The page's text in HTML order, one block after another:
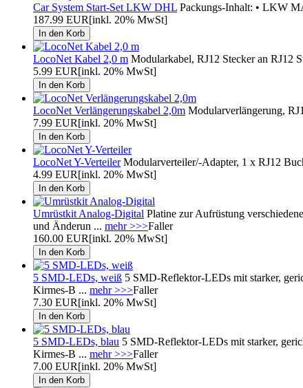
Car System Start-Set LKW DHL Packungs-Inhalt: • LKW
187.99 EUR[inkl. 20% MwSt]
LocoNet Kabel 2,0 m Modularkabel, RJ12 Stecker an RJ12
5.99 EUR[inkl. 20% MwSt]
LocoNet Verlängerungskabel 2,0m Modularverlängerung,
7.99 EUR[inkl. 20% MwSt]
LocoNet Y-VerteilerModularverteiler/-Adapter, 1 x RJ12
4.99 EUR[inkl. 20% MwSt]
Umrüstkit Analog-Digital Platine zur Aufrüstung
und Änderun ... mehr >>>Faller
160.00 EUR[inkl. 20% MwSt]
5 SMD-LEDs, weiß 5 SMD-Reflektor-LEDs mit starker,
Kirmes-B ... mehr >>>Faller
7.30 EUR[inkl. 20% MwSt]
5 SMD-LEDs, blau 5 SMD-Reflektor-LEDs mit starker,
Kirmes-B ... mehr >>>Faller
7.00 EUR[inkl. 20% MwSt]